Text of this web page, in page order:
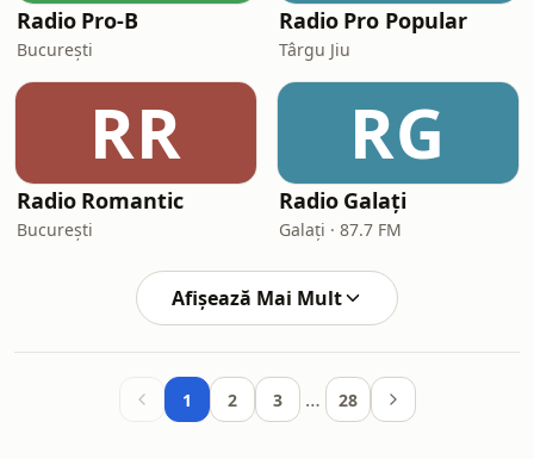
Radio Pro-B
București
Radio Pro Popular
Târgu Jiu
RR
Radio Romantic
București
RG
Radio Galați
Galați · 87.7 FM
Afișează Mai Mult
1 2 3 … 28